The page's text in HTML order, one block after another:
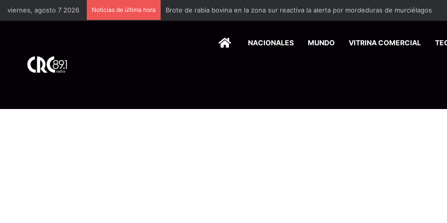
viernes, agosto 7 2026 Noticias de última hora Brote de rabia bovina en la zona sur reactiva la alerta por mordeduras de murciélagos
HOMENACIONALES MUNDO VITRINA COMERCIAL